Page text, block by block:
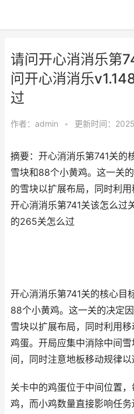
请问开心消消乐第
问开心消消乐
过
作者： admin • 更新时间：
摘要：开心消消乐第741关的
雪块和88个小黄鸡。这一关
的雪块以扩展布局，同时利
开心消消乐第741关该怎么过
的265关怎么过
开心消消乐第741关的核心目
88个小黄鸡。这一关的决定
雪块以扩展布局，同时利用
鸡蛋。开局应集中消除中间
间，同时注意地板移动规律以
关卡中的鸡蛋位于中间位置
鸡，而小鸡数量直接影响任